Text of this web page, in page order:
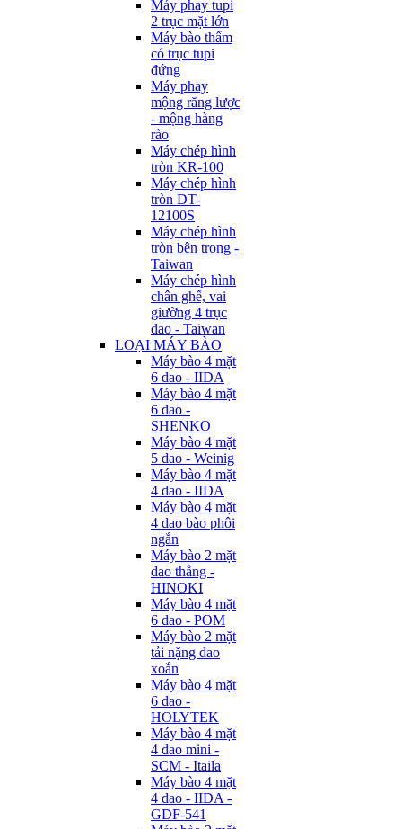
Máy phay tupi
2 trục mặt lớn
Máy bào thẩm
có trục tupi
đứng
Máy phay
mộng răng lược
- mộng hàng
rào
Máy chép hình
tròn KR-100
Máy chép hình
tròn DT-
12100S
Máy chép hình
tròn bên trong -
Taiwan
Máy chép hình
chân ghế, vai
giường 4 trục
dao - Taiwan
LOẠI MÁY BÀO
Máy bào 4 mặt
6 dao - IIDA
Máy bào 4 mặt
6 dao -
SHENKO
Máy bào 4 mặt
5 dao - Weinig
Máy bào 4 mặt
4 dao - IIDA
Máy bào 4 mặt
4 dao bào phôi
ngắn
Máy bào 2 mặt
dao thẳng -
HINOKI
Máy bào 4 mặt
6 dao - POM
Máy bào 2 mặt
tải nặng dao
xoắn
Máy bào 4 mặt
6 dao -
HOLYTEK
Máy bào 4 mặt
4 dao mini -
SCM - Itaila
Máy bào 4 mặt
4 dao - IIDA -
GDF-541